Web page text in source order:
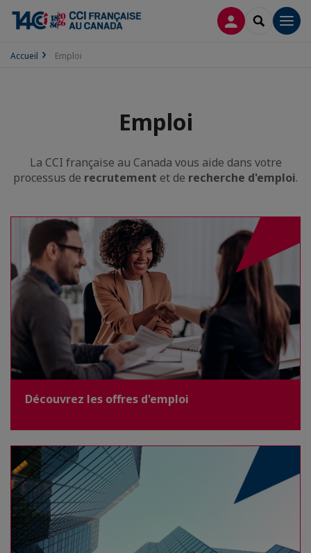
CONNEXION
Accueil Emploi
Emploi
La CCI française au Canada vous aide dans votre
processus de recrutement et de recherche d'emploi.
Découvrez les offres d'emploi